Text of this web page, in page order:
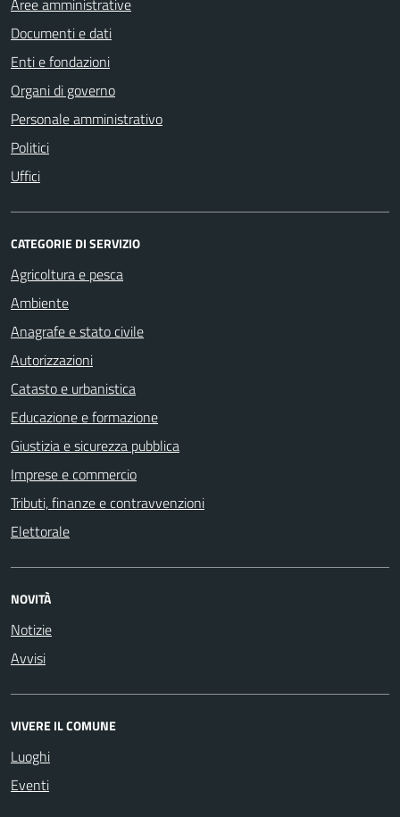
Documenti e dati
Enti e fondazioni
Organi di governo
Personale amministrativo
Politici
Uffici
CATEGORIE DI SERVIZIO
Agricoltura e pesca
Ambiente
Anagrafe e stato civile
Autorizzazioni
Catasto e urbanistica
Educazione e formazione
Giustizia e sicurezza pubblica
Imprese e commercio
Tributi, finanze e contravvenzioni
Elettorale
NOVITÀ
Notizie
Avvisi
VIVERE IL COMUNE
Luoghi
Eventi